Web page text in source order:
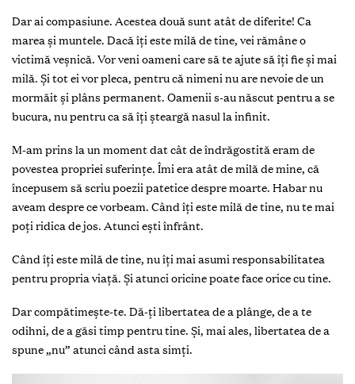
Dar ai compasiune. Acestea două sunt atât de diferite! Ca
marea și muntele. Dacă îţi este milă de tine, vei rămâne o
victimă veșnică. Vor veni oameni care să te ajute să îţi fie și mai
milă. Și tot ei vor pleca, pentru că nimeni nu are nevoie de un
mormăit și plâns permanent. Oamenii s-au născut pentru a se
bucura, nu pentru ca să îţi șteargă nasul la infinit.
M-am prins la un moment dat cât de îndrăgostită eram de
povestea propriei suferinţe. Îmi era atât de milă de mine, că
începusem să scriu poezii patetice despre moarte. Habar nu
aveam despre ce vorbeam. Când îţi este milă de tine, nu te mai
poţi ridica de jos. Atunci ești înfrânt.
Când îţi este milă de tine, nu îţi mai asumi responsabilitatea
pentru propria viaţă. Și atunci oricine poate face orice cu tine.
Dar compătimește-te. Dă-ţi libertatea de a plânge, de a te
odihni, de a găsi timp pentru tine. Și, mai ales, libertatea de a
spune „nu” atunci când asta simţi.